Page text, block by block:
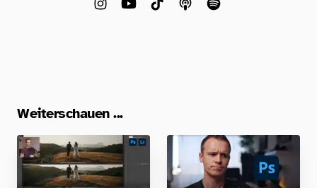
Weiterschauen ...